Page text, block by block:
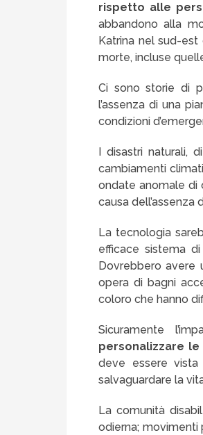
rispetto alle
abbandono alla
Katrina nel sud-
morte, incluse
Ci sono storie di
l’assenza di una
condizioni
I disastri naturali,
cambiamenti
ondate anomale di
causa
La tecnologia
efficace sistema
Dovrebbero avere
opera di bagni
coloro che hanno
Sicuramente
personalizzare
deve essere
salvaguardare la
La comunità
odierna; movimenti